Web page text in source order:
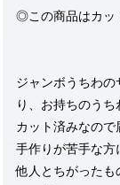
◎この商品はカッ
ジャンボうちわ
り、お持ちのうち
カット済みなの
手作りが苦手な方
他人とちがったも